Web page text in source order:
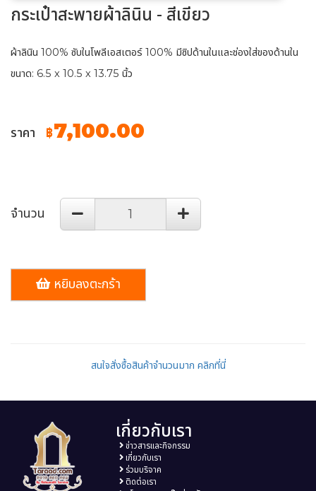
กระเป๋าสะพายผ้าลินิน - สีเขียว
ผ้าลินิน 100% ซับในโพลีเอสเตอร์ 100% มีซิปด้านในและช่องใส่ของด้านใน
ขนาด: 6.5 x 10.5 x 13.75 นิ้ว
ราคา ฿7,100.00
จำนวน
หยิบลงตะกร้า
สนใจสั่งซื้อสินค้าจำนวนมาก คลิกที่นี่
เกี่ยวกับเรา
ข่าวสารและกิจกรรม
เกี่ยวกับเรา
ร่วมบริจาค
ติดต่อเรา